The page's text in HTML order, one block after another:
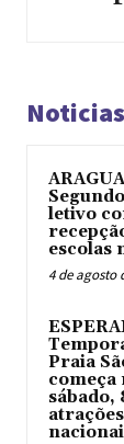
letivo
escolas
4 de agosto
Praia
sábado,